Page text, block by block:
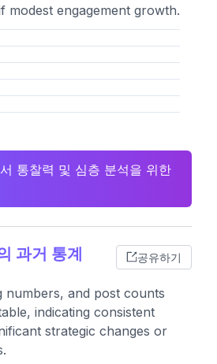
modest engagement growth.
통찰력 및 심층 분석을 위한
과거 통계 공유하기
numbers, and post counts
indicating consistent
strategic changes or